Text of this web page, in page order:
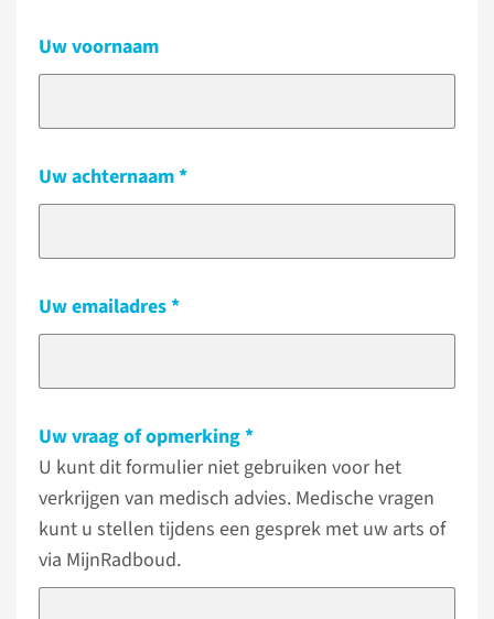
Uw voornaam
Uw achternaam
Uw emailadres
Uw vraag of opmerking
U kunt dit formulier niet gebruiken voor het
verkrijgen van medisch advies. Medische vragen
kunt u stellen tijdens een gesprek met uw arts of
via MijnRadboud.